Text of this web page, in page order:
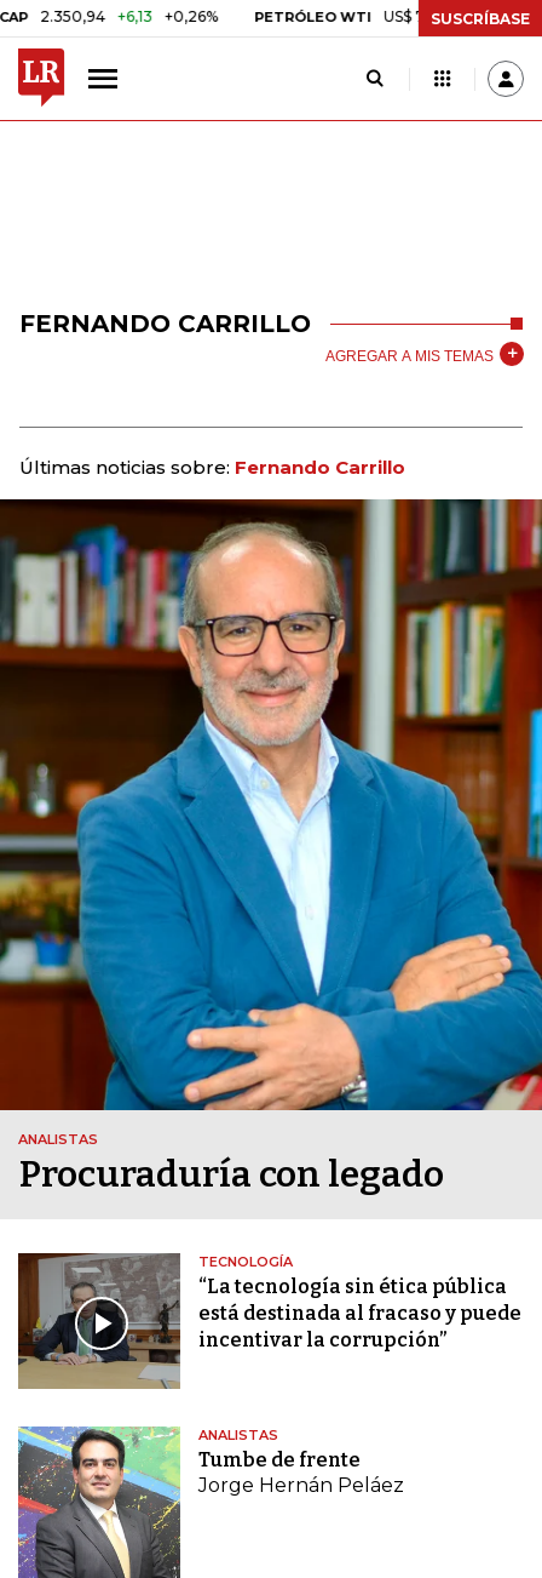
+6,13 +0,26% PETRÓLEO WTI US$ 78,01 US$ 2,92
SUSCRÍBASE
FERNANDO CARRILLO
AGREGAR A MIS TEMAS
Últimas noticias sobre: Fernando Carrillo
ANALISTAS
Procuraduría con legado
TECNOLOGÍA
“La tecnología sin ética pública
está destinada al fracaso y puede
incentivar la corrupción”
ANALISTAS
Tumbe de frente
Jorge Hernán Peláez